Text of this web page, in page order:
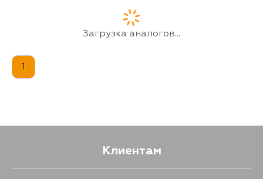
20 августа
Загрузка аналогов...
1
Клиентам